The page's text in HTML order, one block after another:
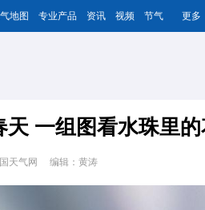
地图 专业产品 资讯 视频 节气 更多
天 一组图看水珠里
天气网 编辑：黄涛